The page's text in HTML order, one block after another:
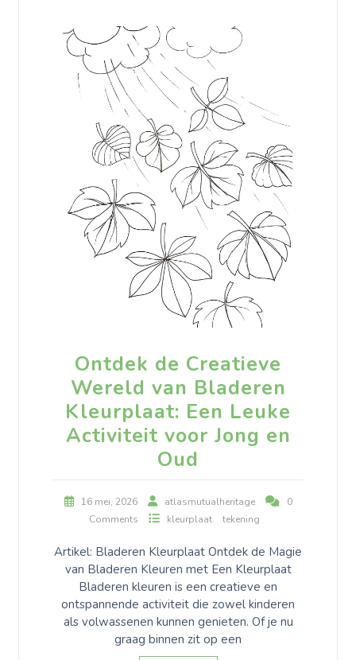
Ontdek de Creatieve
Wereld van Bladeren
Kleurplaat: Een Leuke
Activiteit voor Jong en
Oud
16 mei, 2026 atlasmutualheritage
0
Comments
kleurplaat tekening
Artikel: Bladeren Kleurplaat Ontdek de Magie
van Bladeren Kleuren met Een Kleurplaat
Bladeren kleuren is een creatieve en
ontspannende activiteit die zowel kinderen
als volwassenen kunnen genieten. Of je nu
graag binnen zit op een